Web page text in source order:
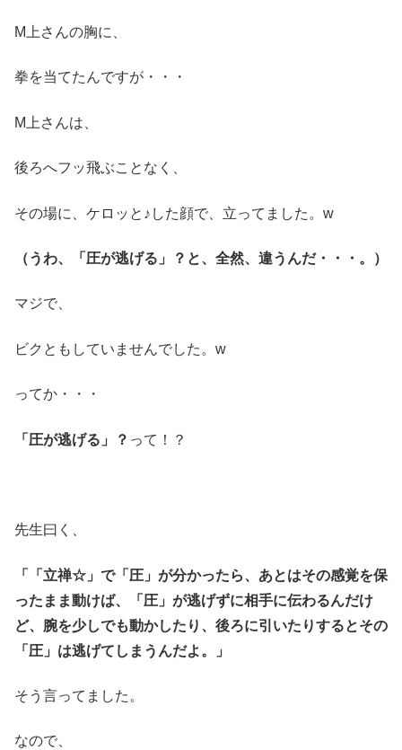
M上さんの胸に、
拳を当てたんですが・・・
M上さんは、
後ろへフッ飛ぶことなく、
その場に、ケロッと♪した顔で、立ってました。w
（うわ、「圧が逃げる」？と、全然、違うんだ・・・。）
マジで、
ビクともしていませんでした。w
ってか・・・
「圧が逃げる」？ って！？
先生曰く、
「「立禅☆」で「圧」が分かったら、あとはその感覚を保
ったまま動けば、「圧」が逃げずに相手に伝わるんだけ
ど、腕を少しでも動かしたり、後ろに引いたりするとその
「圧」は逃げてしまうんだよ。」
そう言ってました。
なので、